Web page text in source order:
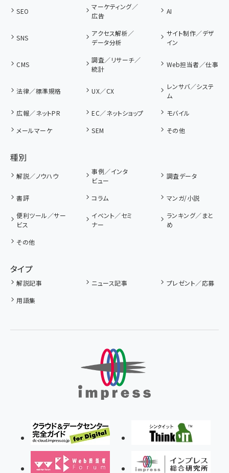
SEO
マーケティング／
広告
AI
SNS
アクセス解析／
データ分析
サイト制作／デザ
イン
CMS
調査／リサーチ／
統計
Web担当者／仕事
法律／標準規格 UX／CX
レンサバ／システ
ム
広報／ネットPR
EC／ネットショップ
モバイル
メールマーケ
SEM その他
種別
解説／ノウハウ
事例／インタ
ビュー
調査データ
書評 コラム
マンガ/小説
便利ツール／サー
ビス
イベント／セミ
ナー
ランキング／まと
め
その他
タイプ
解説記事 ニュース記事
プレゼント／応募
用語集